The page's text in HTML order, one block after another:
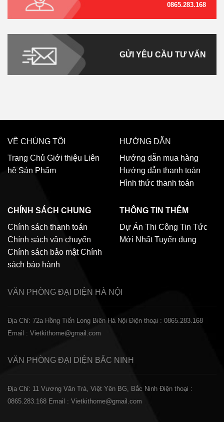
0865.283.168
GỬI YÊU CẦU TƯ VẤN
VỀ CHÚNG TÔI
Trang Chủ Giới thiệu Liên
hệ Sản Phẩm
HƯỚNG DẪN
Hướng dẫn mua hàng
Hướng dẫn thanh toán
Hình thức thanh toán
CHÍNH SÁCH CHUNG
Chính sách thanh toán
Chính sách vận chuyển
Chính sách bảo mật Chính
sách bảo hành
THÔNG TIN THÊM
Dự Án Thi Công Tin Tức
Mới Nhất Tuyển dụng
VĂN PHÒNG ĐẠI DIỆN HÀ NỘI
Địa Chỉ: 72a Hồng Tiến Long Biên Hà Nội Điện thoại : 0865.283.168
Email : Vietkithome@gmail.com
VĂN PHÒNG ĐẠI DIỆN BẮC NINH
Địa Chỉ: 11 Vương Văn Trà, Việt Yên BG, Bắc Ninh Điện thoại :
0865.283.168 Email : Vietkithome@gmail.com